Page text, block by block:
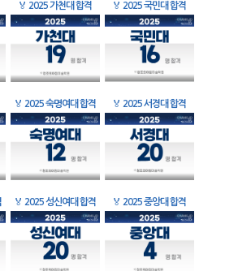
🏅 2025 가천대 합격 🏅 2025 국민대 합격
🏅 2025 숙명여대 합격 🏅 2025 서경대 합격
🏅 2025 성신여대 합격 🏅 2025 중앙대 합격